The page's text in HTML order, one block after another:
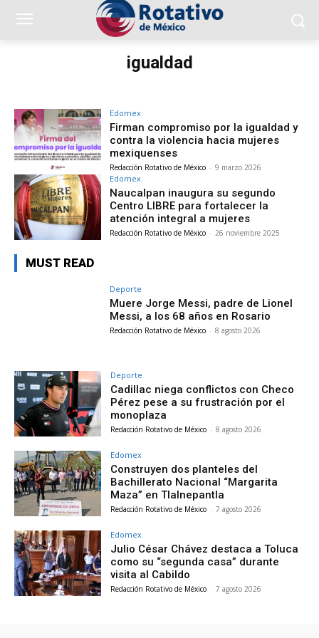
igualdad
Edomex
Firman compromiso por la igualdad y
contra la violencia hacia mujeres
mexiquenses
Redacción Rotativo de México - 9 marzo 2026
Edomex
Naucalpan inaugura su segundo
Centro LIBRE para fortalecer la
atención integral a mujeres
Redacción Rotativo de México - 26 noviembre 2025
MUST READ
Deporte
Muere Jorge Messi, padre de Lionel
Messi, a los 68 años en Rosario
Redacción Rotativo de México - 8 agosto 2026
Deporte
Cadillac niega conflictos con Checo
Pérez pese a su frustración por el
monoplaza
Redacción Rotativo de México - 8 agosto 2026
Edomex
Construyen dos planteles del
Bachillerato Nacional “Margarita
Maza” en Tlalnepantla
Redacción Rotativo de México - 7 agosto 2026
Edomex
Julio César Chávez destaca a Toluca
como su “segunda casa” durante
visita al Cabildo
Redacción Rotativo de México - 7 agosto 2026